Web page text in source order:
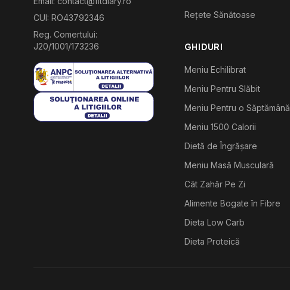
CUI: RO43792346
Reg. Comertului:
J20/1001/173236
Rețete Sănătoase
GHIDURI
Meniu Echilibrat
Meniu Pentru Slăbit
Meniu Pentru o Săptămână
Meniu 1500 Calorii
Dietă de Îngrășare
Meniu Masă Musculară
Cât Zahăr Pe Zi
Alimente Bogate în Fibre
Dieta Low Carb
Dieta Proteică